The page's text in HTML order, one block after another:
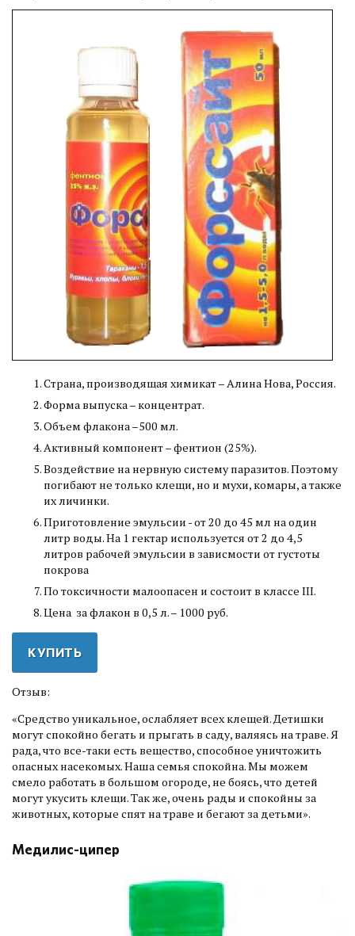
Страна, производящая химикат – Алина Нова, Россия.
Форма выпуска – концентрат.
Объем флакона –500 мл.
Активный компонент – фентион (25%).
Воздействие на нервную систему паразитов. Поэтому
погибают не только клещи, но и мухи, комары, а также
их личинки.
Приготовление эмульсии - от 20 до 45 мл на один
литр воды. На 1 гектар используется от 2 до 4,5
литров рабочей эмульсии в зависмости от густоты
покрова
По токсичности малоопасен и состоит в классе III.
Цена за флакон в 0,5 л. – 1000 руб.
КУПИТЬ
Отзыв:
«Средство уникальное, ослабляет всех клещей. Детишки
могут спокойно бегать и прыгать в саду, валяясь на траве. Я
рада, что все-таки есть вещество, способное уничтожить
опасных насекомых. Наша семья спокойна. Мы можем
смело работать в большом огороде, не боясь, что детей
могут укусить клещи. Так же, очень рады и спокойны за
животных, которые спят на траве и бегают за детьми».
Медилис-ципер